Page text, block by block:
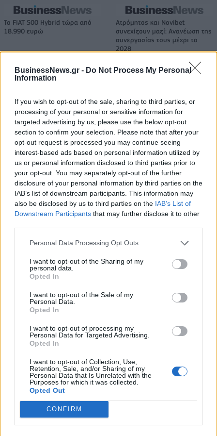
BusinessNews.gr - Do Not Process My Personal
Information
If you wish to opt-out of the sale, sharing to third parties, or
processing of your personal or sensitive information for
targeted advertising by us, please use the below opt-out
section to confirm your selection. Please note that after your
opt-out request is processed you may continue seeing
interest-based ads based on personal information utilized by
us or personal information disclosed to third parties prior to
your opt-out. You may separately opt-out of the further
disclosure of your personal information by third parties on the
IAB’s list of downstream participants. This information may
also be disclosed by us to third parties on the IAB’s List of
Downstream Participants that may further disclose it to other
Personal Data Processing Opt Outs
I want to opt-out of the Sharing of my
personal data.
Opted In
I want to opt-out of the Sale of my
Personal Data.
Opted In
I want to opt-out of processing my
Personal Data for Targeted Advertising.
Opted In
I want to opt-out of Collection, Use,
Retention, Sale, and/or Sharing of my
Personal Data that Is Unrelated with the
Purposes for which it was collected.
Opted Out
CONFIRM
Το FIAT 500 Hybrid τώρα από
18.990 ευρώ
Ατρόμητος και Novibet
συνεχίζουν μαζί: Ανανέωση της
συνεργασίας τους μέχρι το
2028
Alpha Bank: Για πρώτη φορά το Αρχαίο Θέατρο Επιδαύρου άνοιξε τις
πύλες του σε όλους
ΠΕΡΙΣΣΌΤΕΡΑ ΣΕ ΑΥΤΉ ΤΗΝ ΚΑΤΗΓΟΡΊΑ
YouTube: Συμβολή με
490.000 θέσεις εργασίας
και 55 δισ. δολάρια στο
11/06/2025 - 15:25
15 δισ. δολαρίων για το